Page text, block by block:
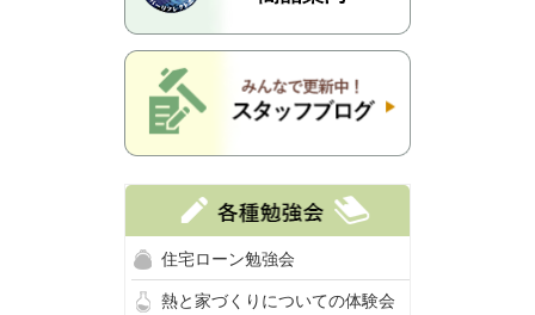
住宅ローン勉強会
熱と家づくりについての体験会